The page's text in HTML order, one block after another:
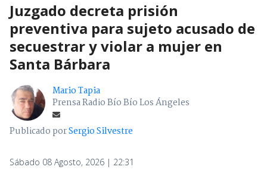
Juzgado decreta prisión
preventiva para sujeto acusado de
secuestrar y violar a mujer en
Santa Bárbara
Mario Tapia
Prensa Radio Bío Bío Los Ángeles
Publicado porSergio Silvestre
Sábado 08 Agosto, 2026 | 22:31